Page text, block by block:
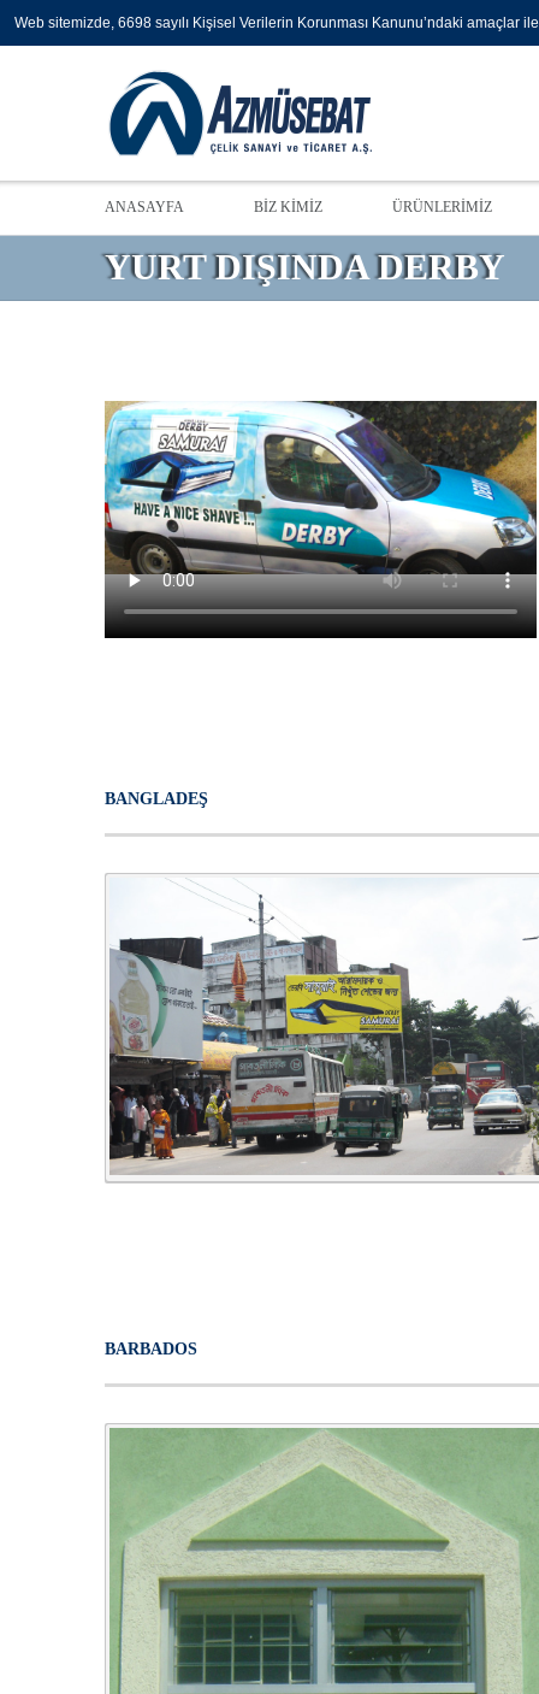
Web sitemizde, 6698 sayılı Kişisel Verilerin Korunması Kanunu’ndaki amaçlar
ANASAYFA BİZ KİMİZ ÜRÜNLERİMİZ
YURT DIŞINDA DERBY
BANGLADEŞ
BARBADOS